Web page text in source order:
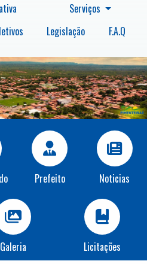
Serviços
Legislação F.A.Q
Prefeito Noticias
Galeria
Licitações